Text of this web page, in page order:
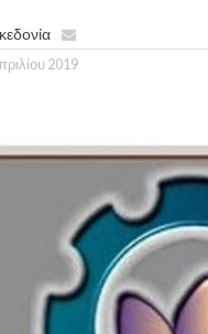
2019